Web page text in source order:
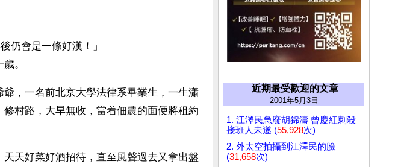
仍會是一條好漢！」
。
，一名前北京大學法律系畢業生，一生瀟
村路，大旱無收，當着佃農的面便將租約
天好菜好酒招待，直至風聲過去又拿出盤
近期最受歡迎的文章
2001年5月3日
1. 江澤民急廢胡錦濤 曾慶紅刺殺
接班人未遂 (55,928次)
2. 外太空拍攝到江澤民的臉
(31,658次)